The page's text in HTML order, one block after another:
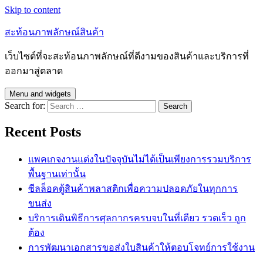
Skip to content
สะท้อนภาพลักษณ์สินค้า
เว็บไซต์ที่จะสะท้อนภาพลักษณ์ที่ดีงามของสินค้าและบริการที่
ออกมาสู่ตลาด
Menu and widgets
Search for:
Recent Posts
แพคเกจงานแต่งในปัจจุบันไม่ได้เป็นเพียงการรวมบริการ
พื้นฐานเท่านั้น
ซีลล็อคตู้สินค้าพลาสติกเพื่อความปลอดภัยในทุกการ
ขนส่ง
บริการเดินพิธีการศุลกากรครบจบในที่เดียว รวดเร็ว ถูก
ต้อง
การพัฒนาเอกสารขอส่งใบสินค้าให้ตอบโจทย์การใช้งาน